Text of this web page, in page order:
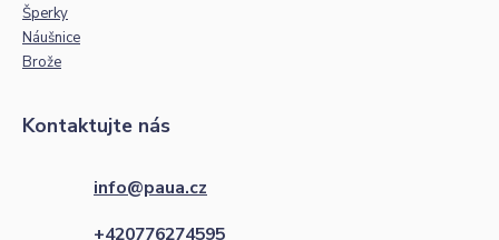
Šperky
Náušnice
Brože
Kontaktujte nás
info@paua.cz
+420776274595